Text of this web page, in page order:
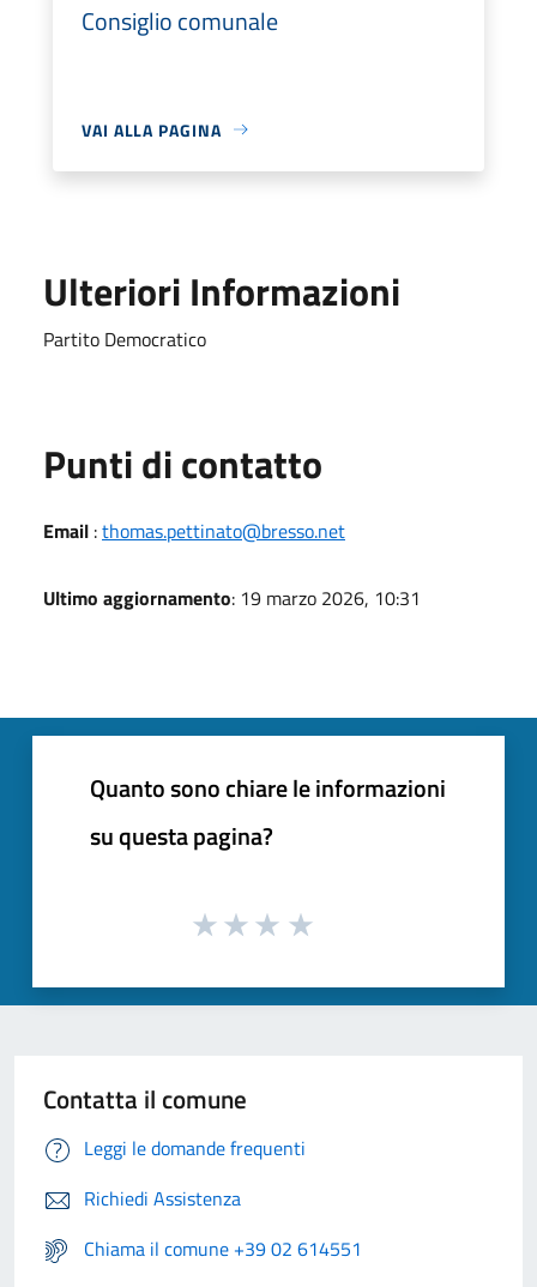
Consiglio comunale
VAI ALLA PAGINA
Ulteriori Informazioni
Partito Democratico
Punti di contatto
Email :thomas.pettinato@bresso.net
Ultimo aggiornamento: 19 marzo 2026, 10:31
Quanto sono chiare le informazioni
su questa pagina?
Contatta il comune
Leggi le domande frequenti
Richiedi Assistenza
Chiama il comune +39 02 614551